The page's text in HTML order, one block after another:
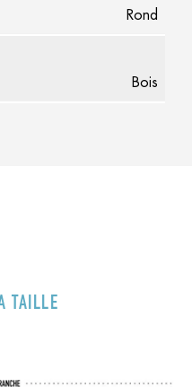
Rond
Bois
TAILLE